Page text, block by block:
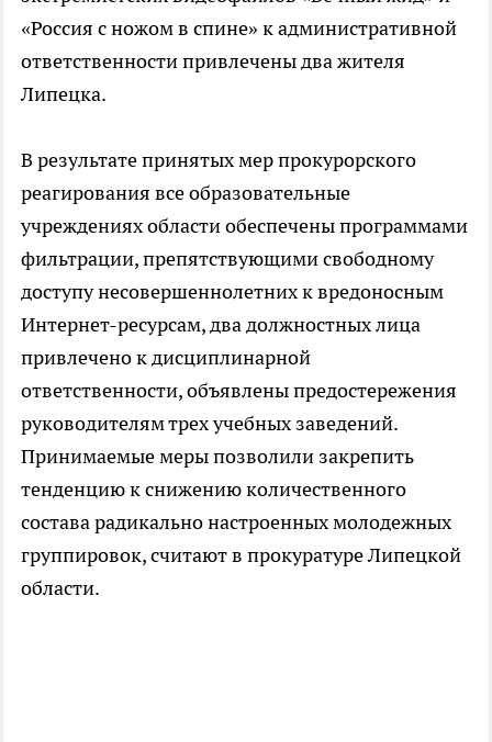
«Россия с ножом в спине» к административной
ответственности привлечены два жителя
Липецка.
В результате принятых мер прокурорского
реагирования все образовательные
учреждениях области обеспечены программами
фильтрации, препятствующими свободному
доступу несовершеннолетних к вредоносным
Интернет-ресурсам, два должностных лица
привлечено к дисциплинарной
ответственности, объявлены предостережения
руководителям трех учебных заведений.
Принимаемые меры позволили закрепить
тенденцию к снижению количественного
состава радикально настроенных молодежных
группировок, считают в прокуратуре Липецкой
области.